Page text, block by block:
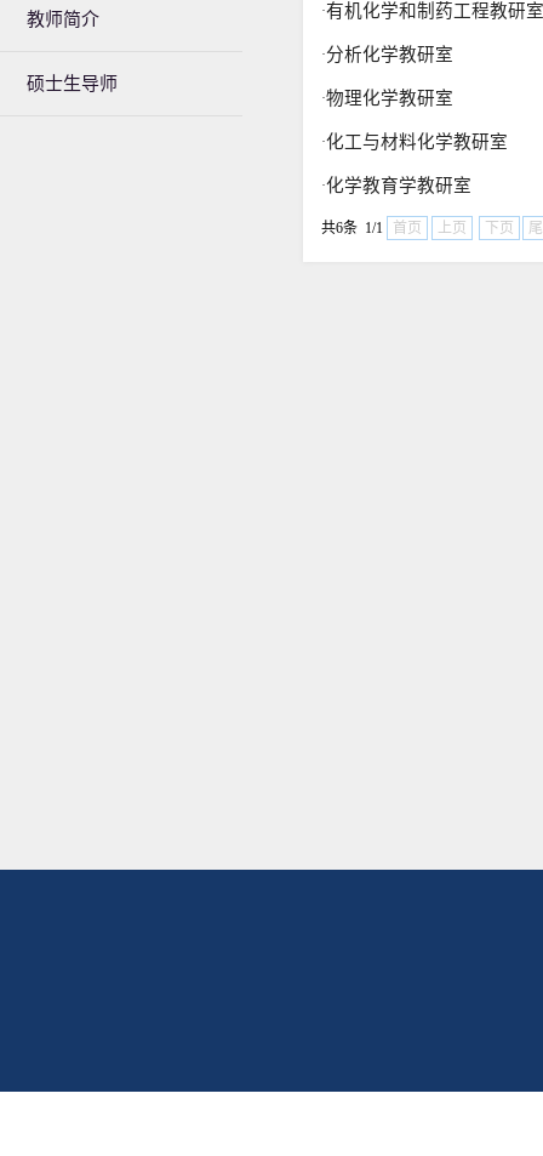
教师简介
硕士生导师
·有机化学和制药工程教研室
·分析化学教研室
·物理化学教研室
·化工与材料化学教研室
·化学教育学教研室
共6条 1/1 首页 上页 下页